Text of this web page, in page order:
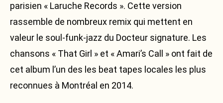
parisien « Laruche Records ». Cette version
rassemble de nombreux remix qui mettent en
valeur le soul-funk-jazz du Docteur signature. Les
chansons « That Girl » et « Amari’s Call » ont fait de
cet album l’un des les beat tapes locales les plus
reconnues à Montréal en 2014.